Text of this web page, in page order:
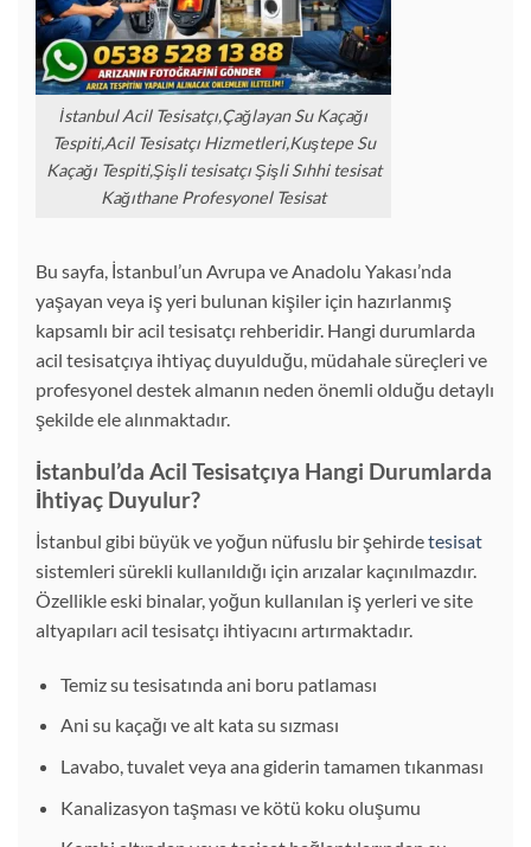
İstanbul Acil Tesisatçı,Çağlayan Su Kaçağı
Tespiti,Acil Tesisatçı Hizmetleri,Kuştepe Su
Kaçağı Tespiti,Şişli tesisatçı Şişli Sıhhi tesisat
Kağıthane Profesyonel Tesisat
Bu sayfa, İstanbul’un Avrupa ve Anadolu Yakası’nda
yaşayan veya iş yeri bulunan kişiler için hazırlanmış
kapsamlı bir acil tesisatçı rehberidir. Hangi durumlarda
acil tesisatçıya ihtiyaç duyulduğu, müdahale süreçleri ve
profesyonel destek almanın neden önemli olduğu detaylı
şekilde ele alınmaktadır.
İstanbul’da Acil Tesisatçıya Hangi Durumlarda
İhtiyaç Duyulur?
İstanbul gibi büyük ve yoğun nüfuslu bir şehirdetesisat
sistemleri sürekli kullanıldığı için arızalar kaçınılmazdır.
Özellikle eski binalar, yoğun kullanılan iş yerleri ve site
altyapıları acil tesisatçı ihtiyacını artırmaktadır.
Temiz su tesisatında ani boru patlaması
Ani su kaçağı ve alt kata su sızması
Lavabo, tuvalet veya ana giderin tamamen tıkanması
Kanalizasyon taşması ve kötü koku oluşumu